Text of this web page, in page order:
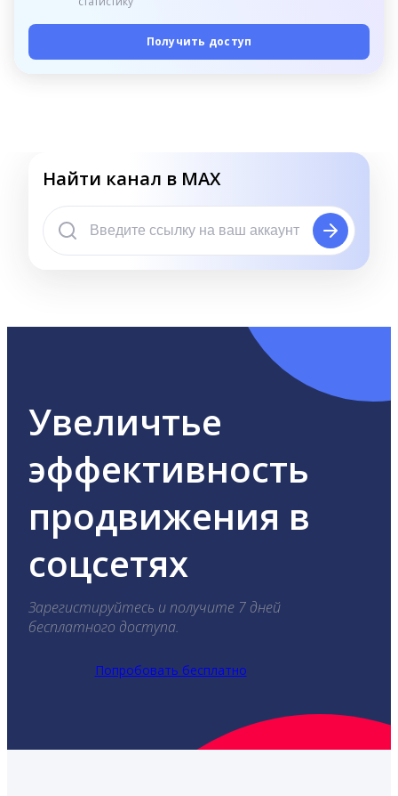
Получить доступ
Найти канал в MAX
Увеличтье
эффективность
продвижения в
соцсетях
Зарегистируйтесь и получите 7 дней
бесплатного доступа.
Попробовать бесплатно